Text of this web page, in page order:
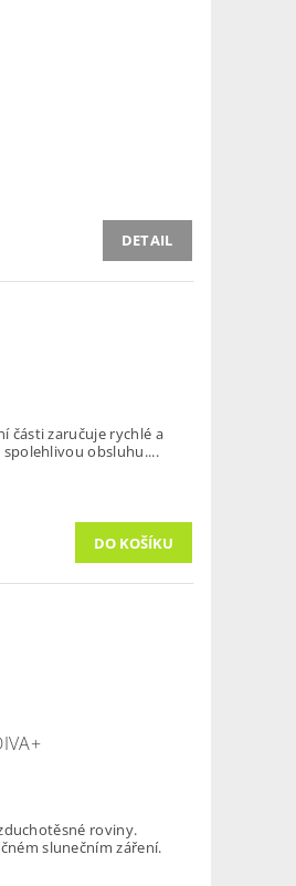
DETAIL
části zaručuje rychlé a
obsluhu....
roviny.
slunečním záření.